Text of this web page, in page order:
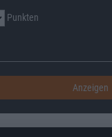
Punkten